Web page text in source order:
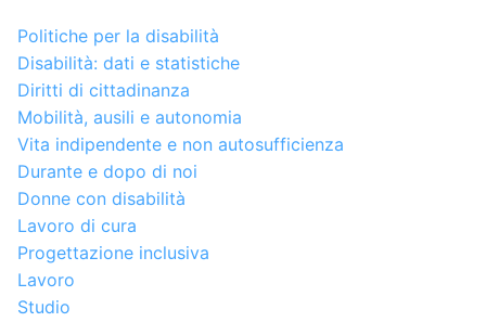
Politiche per la disabilità
Disabilità: dati e statistiche
Diritti di cittadinanza
Mobilità, ausili e autonomia
Vita indipendente e non autosufficienza
Durante e dopo di noi
Donne con disabilità
Lavoro di cura
Progettazione inclusiva
Lavoro
Studio